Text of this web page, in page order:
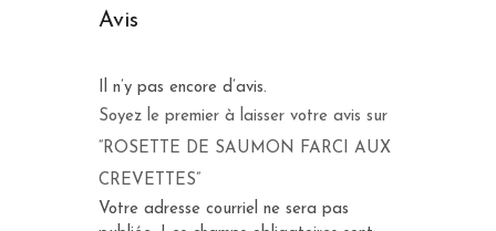
Avis
Il n’y pas encore d’avis.
Soyez le premier à laisser votre avis sur
“ROSETTE DE SAUMON FARCI AUX
CREVETTES”
Votre adresse courriel ne sera pas